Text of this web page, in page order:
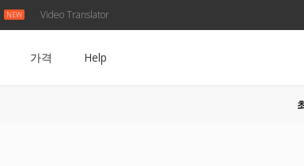
Video Translator
가격 Help